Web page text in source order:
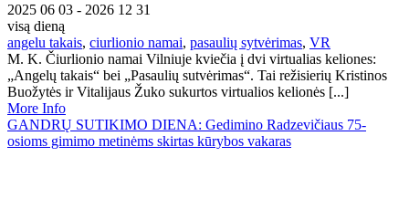
2025 06 03 - 2026 12 31
visą dieną
angelu takais, ciurlionio namai, pasaulių sytvėrimas, VR
M. K. Čiurlionio namai Vilniuje kviečia į dvi virtualias keliones:
„Angelų takais“ bei „Pasaulių sutvėrimas“. Tai režisierių Kristinos
Buožytės ir Vitalijaus Žuko sukurtos virtualios kelionės [...]
More Info
GANDRŲ SUTIKIMO DIENA: Gedimino Radzevičiaus 75-
osioms gimimo metinėms skirtas kūrybos vakaras